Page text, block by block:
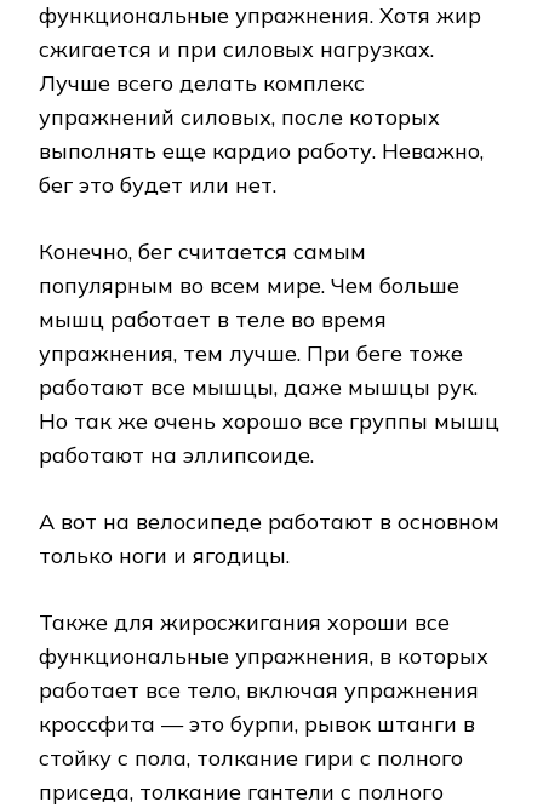
функциональные упражнения. Хотя жир
сжигается и при силовых нагрузках.
Лучше всего делать комплекс
упражнений силовых, после которых
выполнять еще кардио работу. Неважно,
бег это будет или нет.
Конечно, бег считается самым
популярным во всем мире. Чем больше
мышц работает в теле во время
упражнения, тем лучше. При беге тоже
работают все мышцы, даже мышцы рук.
Но так же очень хорошо все группы мышц
работают на эллипсоиде.
А вот на велосипеде работают в основном
только ноги и ягодицы.
Также для жиросжигания хороши все
функциональные упражнения, в которых
работает все тело, включая упражнения
кроссфита — это бурпи, рывок штанги в
стойку с пола, толкание гири с полного
приседа, толкание гантели с полного